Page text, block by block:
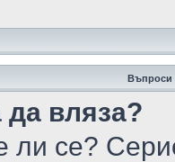
Въпроси
вляза?
ли се?